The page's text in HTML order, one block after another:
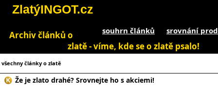
ZlatýINGOT.cz
souhrn článků srovnání
Archiv článků o
zlatě - víme, kde se o zlatě psalo!
všechny články o zlatě
Že je zlato drahé? Srovnejte ho s akciemi!